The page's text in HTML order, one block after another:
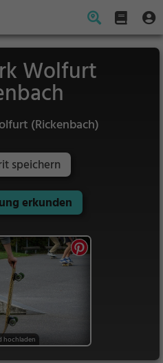
Wolfurt
(Rickenbach)
speichern
erkunden
hochladen